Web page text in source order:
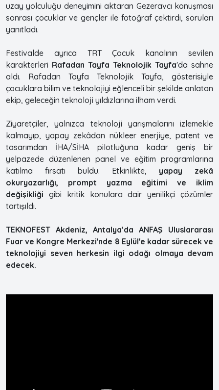
uzay yolculuğu deneyimini aktaran Gezeravcı konuşması
sonrası çocuklar ve gençler ile fotoğraf çektirdi, soruları
yanıtladı.
Festivalde ayrıca TRT Çocuk kanalının sevilen
karakterleri Rafadan Tayfa Teknolojik Tayfa'da sahne
aldı. Rafadan Tayfa Teknolojik Tayfa, gösterisiyle
çocuklara bilim ve teknolojiyi eğlenceli bir şekilde anlatan
ekip, geleceğin teknoloji yıldızlarına ilham verdi​.
Ziyaretçiler, yalnızca teknoloji yarışmalarını izlemekle
kalmayıp, yapay zekâdan nükleer enerjiye, patent ve
tasarımdan İHA/SİHA pilotluğuna kadar geniş bir
yelpazede düzenlenen panel ve eğitim programlarına
katılma fırsatı buldu. Etkinlikte, yapay zekâ
okuryazarlığı, prompt yazma eğitimi ve iklim
değişikliği gibi kritik konulara dair yenilikçi çözümler
tartışıldı.
TEKNOFEST Akdeniz, Antalya’da ANFAŞ Uluslararası
Fuar ve Kongre Merkezi'nde 8 Eylül'e kadar sürecek ve
teknolojiyi seven herkesin ilgi odağı olmaya devam
edecek.